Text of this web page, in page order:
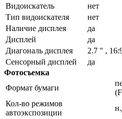
Видоискатель
нет
Тип видоискателя
нет
Наличие дисплея
да
Дисплей
да
Диагональ дисплея
2.7 " ,
Сенсорный дисплей
да
Фотосъемка
Формат бумаги
Кол-во режимов
автоэкспозиции